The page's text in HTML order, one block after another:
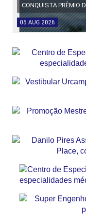
CONQUISTA PRÊMIO
05 AUG 2026